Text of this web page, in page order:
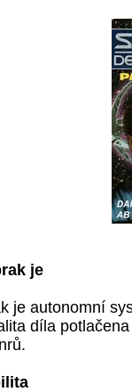
je
je autonomní
díla